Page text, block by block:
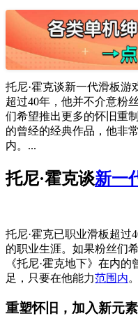
托尼·霍克谈新一代滑板游
超过40年，他并不介意粉
们希望推出更多的怀旧重
的曾经的经典作品，他非
内。...
托尼·霍克谈新一
托尼·霍克已职业滑板超过
的职业生涯。如果粉丝们
《托尼·霍克地下》在内
足，只要在他能力范围内。
重塑怀旧，加入新元素